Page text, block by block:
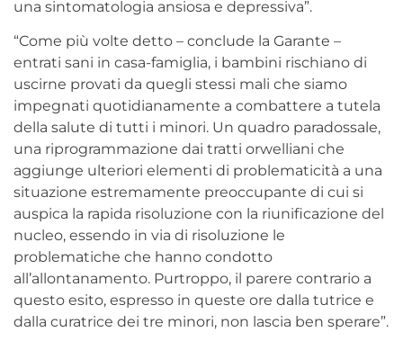
una sintomatologia ansiosa e depressiva”.
“Come più volte detto – conclude la Garante –
entrati sani in casa-famiglia, i bambini rischiano di
uscirne provati da quegli stessi mali che siamo
impegnati quotidianamente a combattere a tutela
della salute di tutti i minori. Un quadro paradossale,
una riprogrammazione dai tratti orwelliani che
aggiunge ulteriori elementi di problematicità a una
situazione estremamente preoccupante di cui si
auspica la rapida risoluzione con la riunificazione del
nucleo, essendo in via di risoluzione le
problematiche che hanno condotto
all’allontanamento. Purtroppo, il parere contrario a
questo esito, espresso in queste ore dalla tutrice e
dalla curatrice dei tre minori, non lascia ben sperare”.